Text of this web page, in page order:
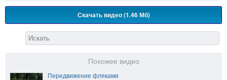
Скачать видео (1.46 Мб)
Похожее видео
Передвижение фляками